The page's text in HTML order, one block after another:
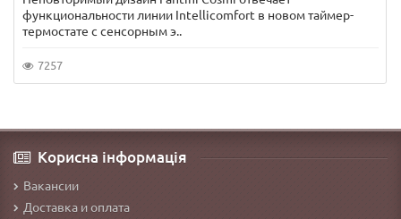
функциональности линии Intellicomfort в новом таймер-
термостате с сенсорным э..
7257
Корисна інформація
Вакансии
Доставка и оплата